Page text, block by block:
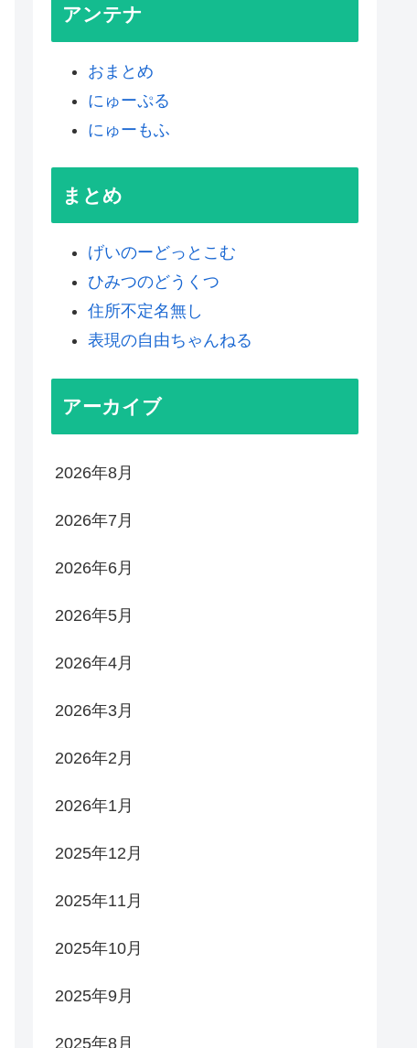
アンテナ
おまとめ
にゅーぷる
にゅーもふ
まとめ
げいのーどっとこむ
ひみつのどうくつ
住所不定名無し
表現の自由ちゃんねる
アーカイブ
2026年8月
2026年7月
2026年6月
2026年5月
2026年4月
2026年3月
2026年2月
2026年1月
2025年12月
2025年11月
2025年10月
2025年9月
2025年8月